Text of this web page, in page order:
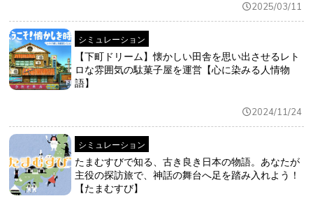
2025/03/11
シミュレーション
【下町ドリーム】懐かしい田舎を思い出させるレト
ロな雰囲気の駄菓子屋を運営【心に染みる人情物
語】
2024/11/24
シミュレーション
たまむすびで知る、古き良き日本の物語。あなたが
主役の探訪旅で、神話の舞台へ足を踏み入れよう！
【たまむすび】